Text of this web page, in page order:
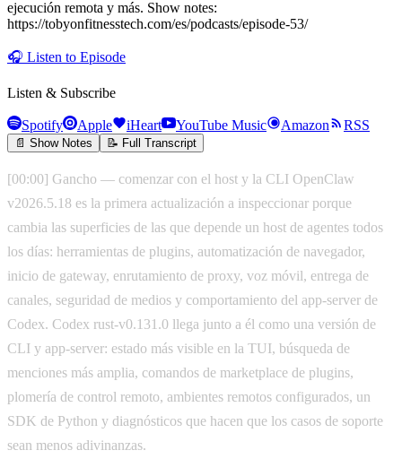
ejecución remota y más. Show notes:
https://tobyonfitnesstech.com/es/podcasts/episode-53/
🎧 Listen to Episode
Listen & Subscribe
Spotify Apple iHeart YouTube Music Amazon RSS
📄 Show Notes 📝 Full Transcript
[00:00] Gancho — comenzar con el host y la CLI OpenClaw
v2026.5.18 es la primera actualización a inspeccionar porque
cambia las superficies de las que depende un host de agentes todos
los días: herramientas de plugins, automatización de navegador,
inicio de gateway, enrutamiento de proxy, voz móvil, entrega de
canales, seguridad de medios y comportamiento del app-server de
Codex. Codex rust-v0.131.0 llega junto a él como una versión de
CLI y app-server: estado más visible en la TUI, búsqueda de
menciones más amplia, comandos de marketplace de plugins,
plomería de control remoto, ambientes remotos configurados, un
SDK de Python y diagnósticos que hacen que los casos de soporte
sean menos adivinanzas.